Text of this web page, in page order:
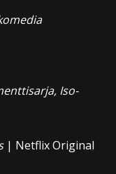
Iso-
| Netflix Original